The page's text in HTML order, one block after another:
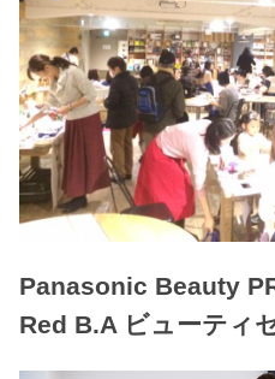
Panasonic Beauty
Red B.A ビューティ